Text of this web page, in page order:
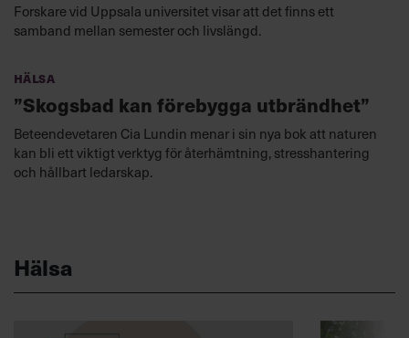
Forskare vid Uppsala universitet visar att det finns ett
samband mellan semester och livslängd.
Hälsa
”Skogsbad kan förebygga utbrändhet”
Beteendevetaren Cia Lundin menar i sin nya bok att naturen
kan bli ett viktigt verktyg för återhämtning, stresshantering
och hållbart ledarskap.
Hälsa